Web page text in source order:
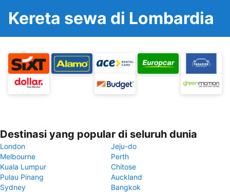
Kereta sewa di Lombardia
Destinasi yang popular di seluruh dunia
London
Jeju-do
Melbourne
Perth
Kuala Lumpur
Chitose
Pulau Pinang
Auckland
Sydney
Bangkok